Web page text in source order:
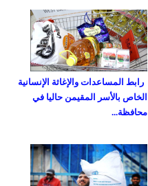
رابط المساعدات والإغاثة الإنسانية
الخاص بالأسر المقيمن حاليا في
محافظة...